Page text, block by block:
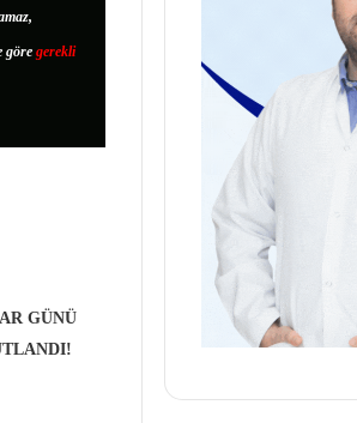
göre gerekli
GÜNÜ